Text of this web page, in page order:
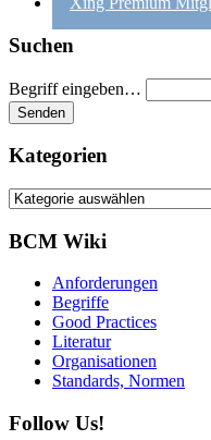
Suchen
Begriff eingeben…
Kategorien
Kategorien
BCM Wiki
Anforderungen
Begriffe
Good Practices
Literatur
Organisationen
Standards, Normen
Follow Us!